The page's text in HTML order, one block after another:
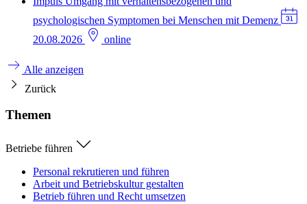
psychologischen Symptomen bei Menschen mit Demenz
20.08.2026
online
Alle anzeigen
Zurück
Themen
Betriebe führen
Personal rekrutieren und führen
Arbeit und Betriebskultur gestalten
Betrieb führen und Recht umsetzen